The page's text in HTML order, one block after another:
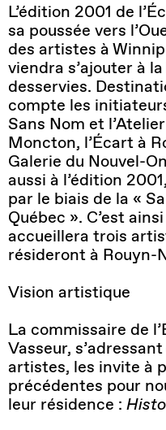
L’édition 2001 de
sa poussée vers
des artistes à
viendra s’ajouter à
desservies.
compte les
Sans Nom et
Moncton, l’Écart à
Galerie du Nouvel-
aussi à l’édition
par le biais de la «
Québec ». C’est
accueillera trois
résideront à Rouyn-
Vision artistique
La commissaire de
Vasseur,
artistes, les invite à
précédentes pour
leur résidence :